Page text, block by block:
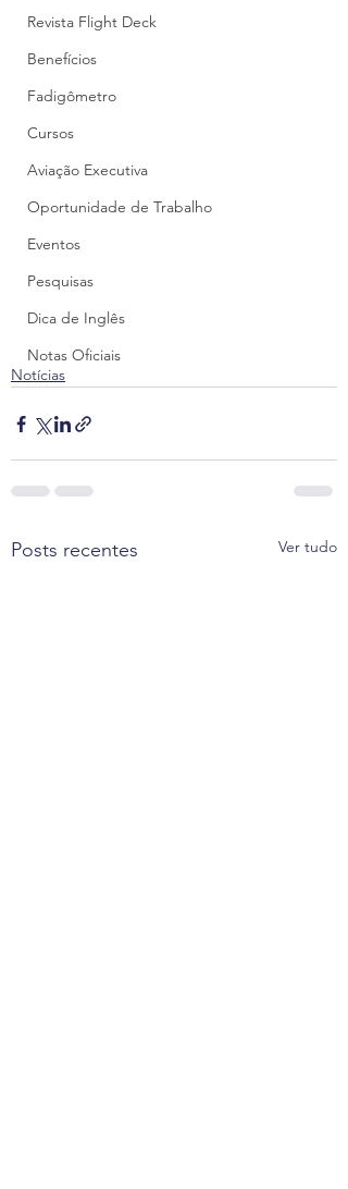
Revista Flight Deck
Benefícios
Fadigômetro
Cursos
Aviação Executiva
Oportunidade de Trabalho
Eventos
Pesquisas
Dica de Inglês
Notas Oficiais
Notícias
Posts recentes Ver tudo